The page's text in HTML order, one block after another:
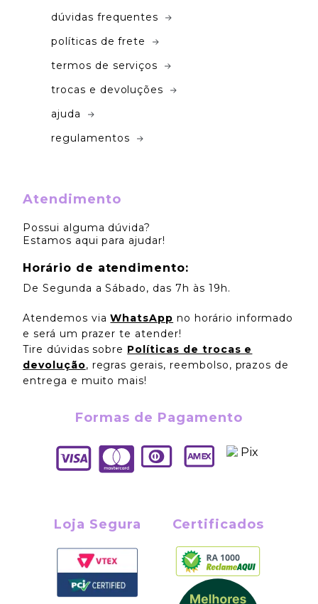
dúvidas frequentes
políticas de frete
termos de serviços
trocas e devoluções
ajuda
regulamentos
Atendimento
Possui alguma dúvida?
Estamos aqui para ajudar!
Horário de atendimento:
De Segunda a Sábado, das 7h às 19h.
Atendemos via WhatsApp no horário informado
e será um prazer te atender!
Tire dúvidas sobre Políticas de trocas e
devolução, regras gerais, reembolso, prazos de
entrega e muito mais!
Formas de Pagamento
Loja Segura Certificados